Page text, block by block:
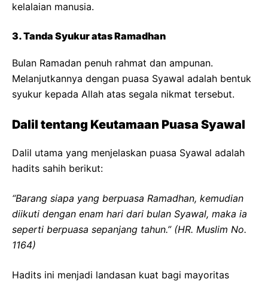
kelalaian manusia.
3. Tanda Syukur atas Ramadhan
Bulan Ramadan penuh rahmat dan ampunan.
Melanjutkannya dengan puasa Syawal adalah bentuk
syukur kepada Allah atas segala nikmat tersebut.
Dalil tentang Keutamaan Puasa Syawal
Dalil utama yang menjelaskan puasa Syawal adalah
hadits sahih berikut:
“Barang siapa yang berpuasa Ramadhan, kemudian
diikuti dengan enam hari dari bulan Syawal, maka ia
seperti berpuasa sepanjang tahun.” (HR. Muslim No.
1164)
Hadits ini menjadi landasan kuat bagi mayoritas